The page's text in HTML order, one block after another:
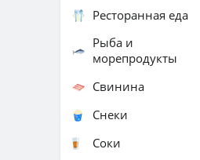
Ресторанная еда
Рыба и
морепродукты
Свинина
Снеки
Соки